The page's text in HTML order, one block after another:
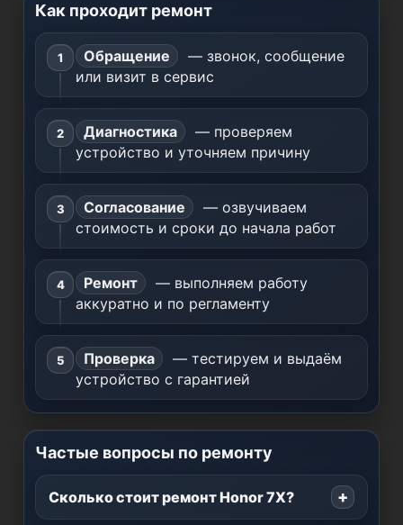
Как проходит ремонт
Обращение
— звонок, сообщение
или визит в сервис
Диагностика
— проверяем
устройство и уточняем причину
Согласование
— озвучиваем
стоимость и сроки до начала работ
Ремонт
— выполняем работу
аккуратно и по регламенту
Проверка
— тестируем и выдаём
устройство с гарантией
Частые вопросы по ремонту
Сколько стоит ремонт Honor 7X?